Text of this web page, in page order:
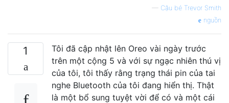
— Cậu bé Trevor Smith
nguồn
1
Tôi đã cập nhật lên Oreo vài ngày trước
trên một cộng 5 và với sự ngạc nhiên thú vị
của tôi, tôi thấy rằng trạng thái pin của tai
nghe Bluetooth của tôi đang hiển thị. Thật
là một bổ sung tuyệt vời để có và một cái